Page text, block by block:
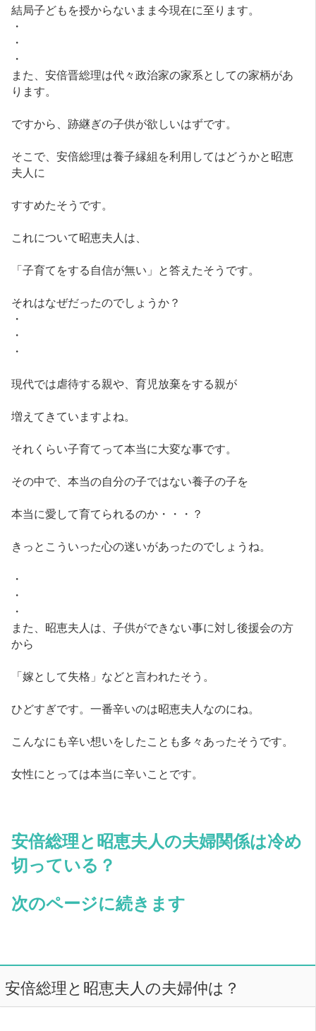
結局子どもを授からないまま今現在に至ります。
・
・
・
また、安倍晋総理は代々政治家の家系としての家柄があ
ります。
ですから、跡継ぎの子供が欲しいはずです。
そこで、安倍総理は養子縁組を利用してはどうかと昭恵
夫人に
すすめたそうです。
これについて昭恵夫人は、
「子育てをする自信が無い」と答えたそうです。
それはなぜだったのでしょうか？
・
・
・
現代では虐待する親や、育児放棄をする親が
増えてきていますよね。
それくらい子育てって本当に大変な事です。
その中で、本当の自分の子ではない養子の子を
本当に愛して育てられるのか・・・？
きっとこういった心の迷いがあったのでしょうね。
・
・
・
また、昭恵夫人は、子供ができない事に対し後援会の方
から
「嫁として失格」などと言われたそう。
ひどすぎです。一番辛いのは昭恵夫人なのにね。
こんなにも辛い想いをしたことも多々あったそうです。
女性にとっては本当に辛いことです。
安倍総理と昭恵夫人の夫婦関係は冷め
切っている？
次のページに続きます
安倍総理と昭恵夫人の夫婦仲は？